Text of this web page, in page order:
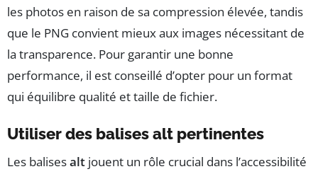
les photos en raison de sa compression élevée, tandis
que le PNG convient mieux aux images nécessitant de
la transparence. Pour garantir une bonne
performance, il est conseillé d’opter pour un format
qui équilibre qualité et taille de fichier.
Utiliser des balises alt pertinentes
Les balisesalt jouent un rôle crucial dans l’accessibilité